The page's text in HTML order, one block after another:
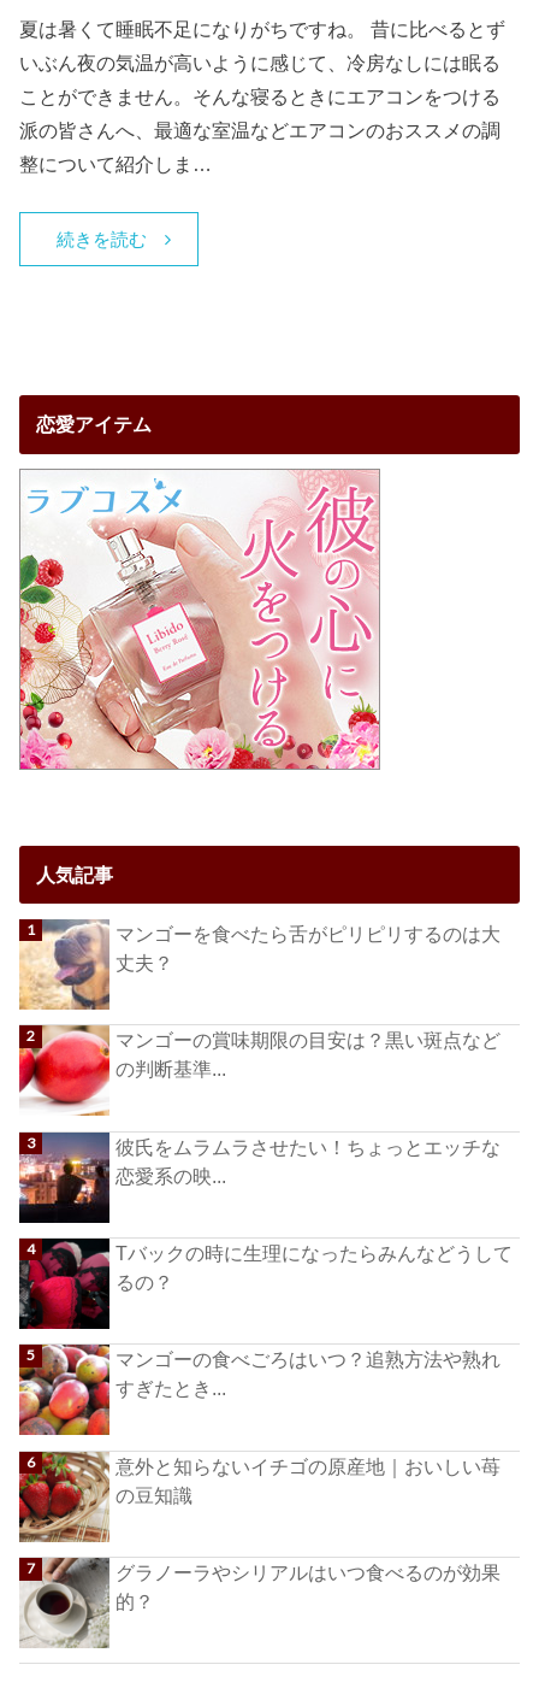
夏は暑くて睡眠不足になりがちですね。 昔に比べるとず
いぶん夜の気温が高いように感じて、冷房なしには眠る
ことができません。そんな寝るときにエアコンをつける
派の皆さんへ、最適な室温などエアコンのおススメの調
整について紹介しま…
続きを読む
恋愛アイテム
人気記事
マンゴーを食べたら舌がピリピリするのは大
丈夫？
マンゴーの賞味期限の目安は？黒い斑点など
の判断基準...
彼氏をムラムラさせたい！ちょっとエッチな
恋愛系の映...
Tバックの時に生理になったらみんなどうして
るの？
マンゴーの食べごろはいつ？追熟方法や熟れ
すぎたとき...
意外と知らないイチゴの原産地｜おいしい苺
の豆知識
グラノーラやシリアルはいつ食べるのが効果
的？